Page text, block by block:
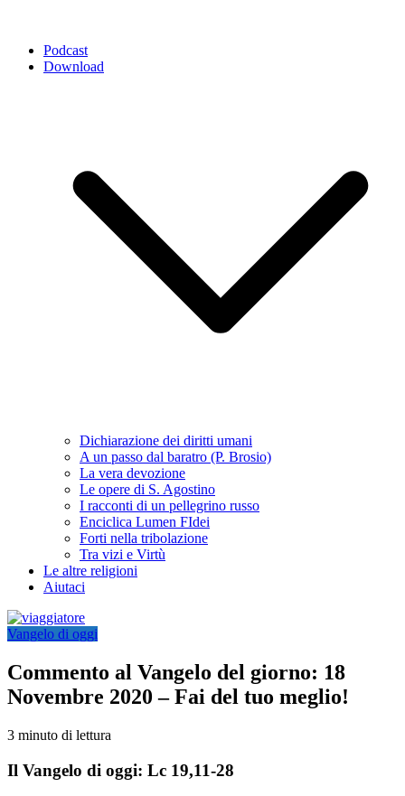
Podcast
Download
Dichiarazione dei diritti umani
A un passo dal baratro (P. Brosio)
La vera devozione
Le opere di S. Agostino
I racconti di un pellegrino russo
Enciclica Lumen FIdei
Forti nella tribolazione
Tra vizi e Virtù
Le altre religioni
Aiutaci
Vangelo di oggi
Commento al Vangelo del giorno: 18
Novembre 2020 – Fai del tuo meglio!
3 minuto di lettura
Il Vangelo di oggi: Lc 19,11-28